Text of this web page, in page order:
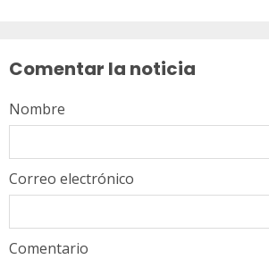
Comentar la noticia
Comentario
Nombre
Correo electrónico